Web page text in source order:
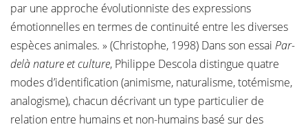
par une approche évolutionniste des expressions
émotionnelles en termes de continuité entre les diverses
espèces animales. » (Christophe, 1998) Dans son essai Par-
delà nature et culture, Philippe Descola distingue quatre
modes d’identification (animisme, naturalisme, totémisme,
analogisme), chacun décrivant un type particulier de
relation entre humains et non-humains basé sur des